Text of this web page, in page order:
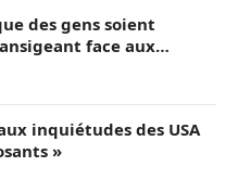
des gens soient
face aux
inquiétudes des USA
»